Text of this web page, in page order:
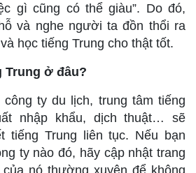
gì cũng có thể giàu”. Do đó,
và nghe người ta đồn thổi ra
học tiếng Trung cho thật tốt.
Trung ở đâu?
ty du lịch, trung tâm tiếng
nhập khẩu, dịch thuật… sẽ
tiếng Trung liên tục. Nếu bạn
ty nào đó, hãy cập nhật trang
nó thường xuyên để không